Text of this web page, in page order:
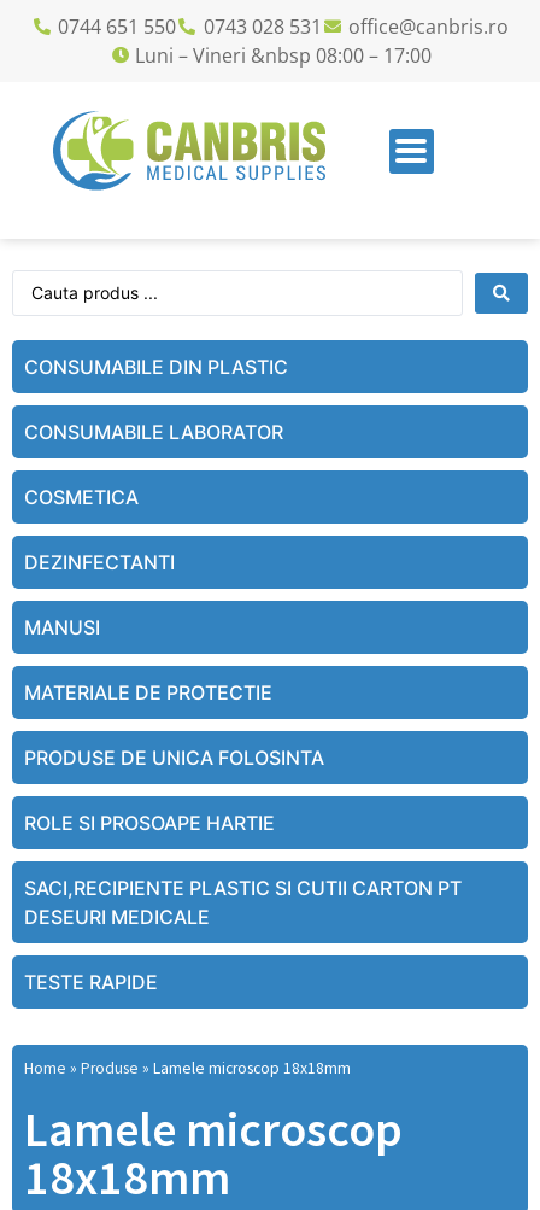
0744 651 550 0743 028 531
office@canbris.ro
Luni – Vineri &nbsp 08:00 – 17:00
CONSUMABILE DIN PLASTIC
CONSUMABILE LABORATOR
COSMETICA
DEZINFECTANTI
MANUSI
MATERIALE DE PROTECTIE
PRODUSE DE UNICA FOLOSINTA
ROLE SI PROSOAPE HARTIE
SACI,RECIPIENTE PLASTIC SI CUTII CARTON PT
DESEURI MEDICALE
TESTE RAPIDE
Home » Produse » Lamele microscop 18x18mm
Lamele microscop
18x18mm